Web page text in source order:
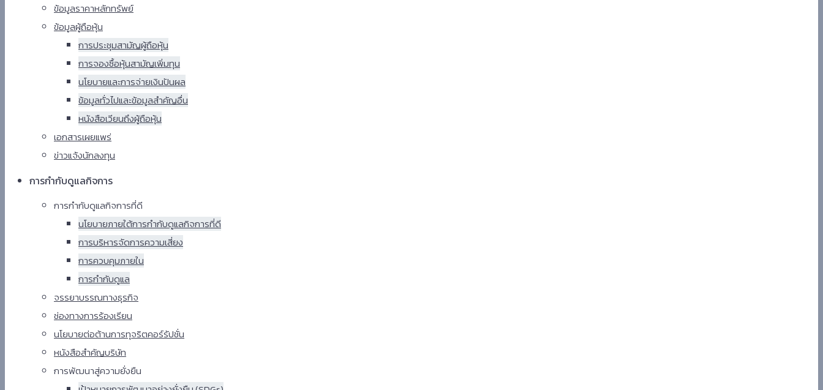
ข้อมูลราคาหลักทรัพย์​
ข้อมูลผู้ถือหุ้น
การประชุมสามัญผู้ถือหุ้น
การจองซื้อหุ้นสามัญเพิ่มทุน
นโยบายและการจ่ายเงินปันผล
ข้อมูลทั่วไปและข้อมูลสำคัญอื่น
หนังสือเวียนถึงผู้ถือหุ้น
เอกสารเผยแพร่​
ข่าวแจ้งนักลงทุน
การกำกับดูแลกิจการ
การกำกับดูแลกิจการที่ดี
นโยบายภายใต้การกำกับดูแลกิจการที่ดี
การบริหารจัดการความเสี่ยง
การควบคุมภายใน
การกำกับดูแล
จรรยาบรรณทางธุรกิจ
ช่องทางการร้องเรียน
นโยบายต่อต้านการทุจริตคอร์รัปชั่น
หนังสือสำคัญบริษัท
การพัฒนาสู่ความยั่งยืน